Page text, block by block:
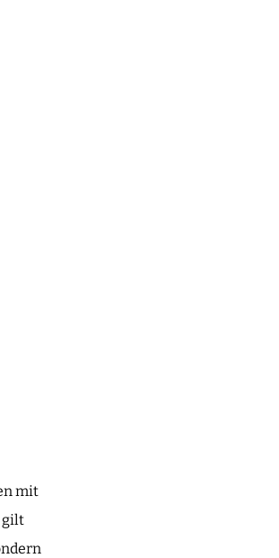
mit
gilt